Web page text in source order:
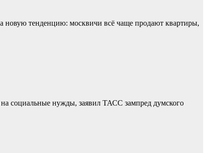
новую тенденцию: москвичи всё чаще продают квартиры,
социальные нужды, заявил ТАСС зампред думского